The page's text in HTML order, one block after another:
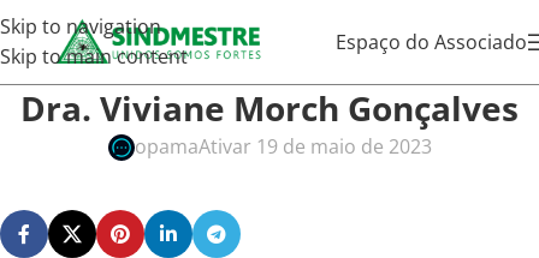
Skip to navigation
Skip to main content
Espaço do Associado
Dra. Viviane Morch Gonçalves
opamaAtivar 19 de maio de 2023